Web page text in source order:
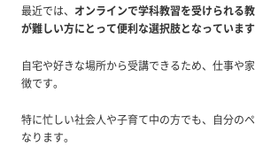
最近では、 オンラインで学科教習を受けられる
が難しい方にとって便利な選択肢となっています
自宅や好きな場所から受講できるため、仕事や
徴です。
特に忙しい社会人や子育て中の方でも、自分の
なります。